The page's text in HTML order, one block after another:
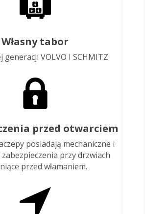
Własny tabor
generacji VOLVO I SCHMITZ
przed otwarciem
posiadają mechaniczne i
przy drzwiach
przed włamaniem.